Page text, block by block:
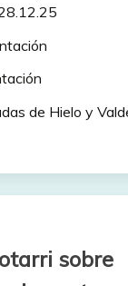
de Hielo y
sobre